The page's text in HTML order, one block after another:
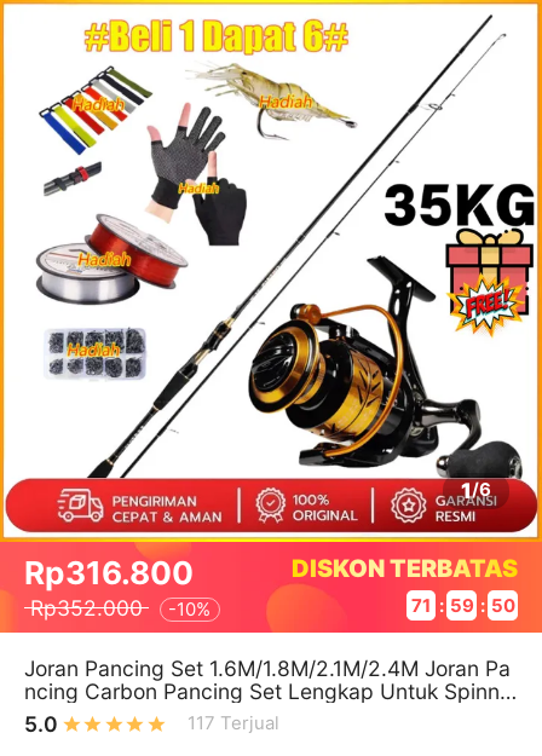
1/6
Rp316.800
Rp352.000 -10%
DISKON TERBATAS
71 : 59 : 50
Joran Pancing Set 1.6M/1.8M/2.1M/2.4M Joran Pa
ncing Carbon Pancing Set Lengkap Untuk Spinnin
g Fishing Reel Set Setelan
5.0 117 Terjual